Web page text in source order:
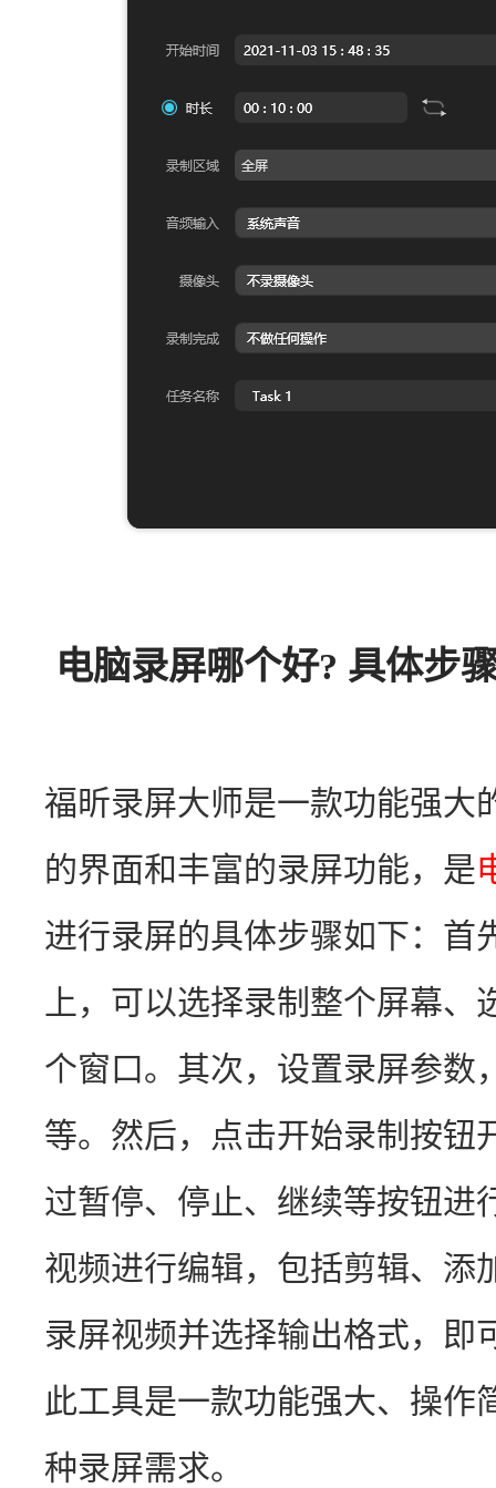
电脑录屏哪个好? 具体步
福昕录屏大师是一款功能强大
的界面和丰富的录屏功能，是
进行录屏的具体步骤如下：首
上，可以选择录制整个屏幕
个窗口。其次，设置录屏参数
等。然后，点击开始录制按钮
过暂停、停止、继续等按钮进
视频进行编辑，包括剪辑、添
录屏视频并选择输出格式，即
此工具是一款功能强大、操作
种录屏需求。